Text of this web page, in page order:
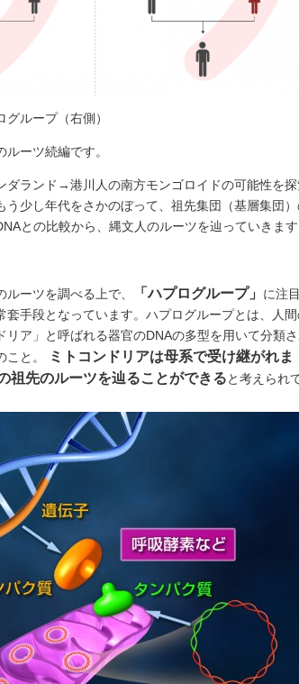
ループ（右側）
ーツ続編です。
ダランド→港川人の南方モンゴロイドの可能性を
う少し年代をさかのぼって、祖先集団（基層集団
との比較から、縄文人のルーツを辿っていきま
ーツを調べる上で、 「ハプログループ」 に注
套手段となっています。ハプログループとは、人
リア」と呼ばれる器官のDNAの多型を用いて分類
こと。
ミトコンドリアは母系で受け継がれま
祖先のルーツを辿ることができると考えられ